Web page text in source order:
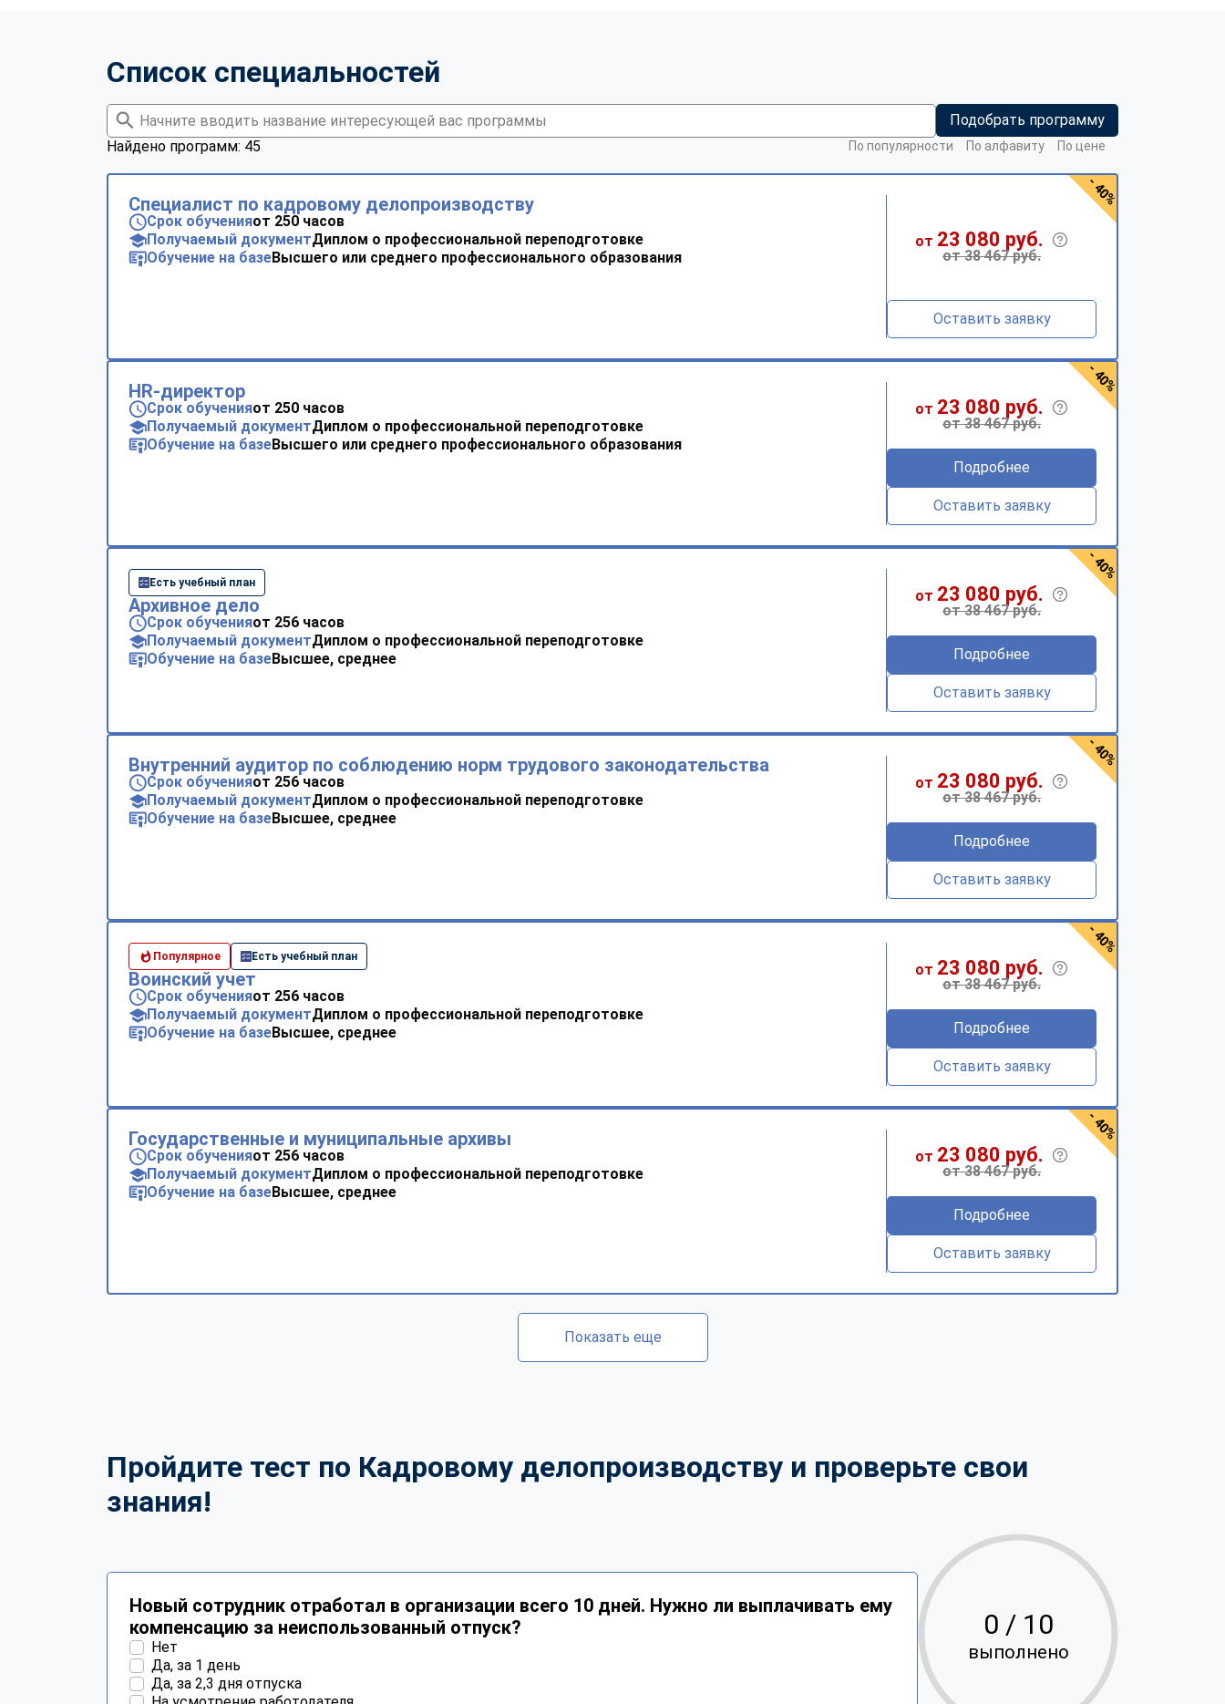
Список специальностей
Подобрать программу
Найдено программ: 45
По популярности По алфавиту По цене
Специалист по кадровому делопроизводству
Срок обученияот 250 часов
Получаемый документДиплом о профессиональной переподготовке
Обучение на базеВысшего или среднего профессионального образования
от 23 080 руб.
от 38 467 руб.
Оставить заявку
- 40%
HR-директор
Срок обученияот 250 часов
Получаемый документДиплом о профессиональной переподготовке
Обучение на базеВысшего или среднего профессионального образования
от 23 080 руб.
от 38 467 руб.
Подробнее
Оставить заявку
- 40%
Есть учебный план
Архивное дело
Срок обученияот 256 часов
Получаемый документДиплом о профессиональной переподготовке
Обучение на базеВысшее, среднее
от 23 080 руб.
от 38 467 руб.
Подробнее
Оставить заявку
- 40%
Внутренний аудитор по соблюдению норм трудового законодательства
Срок обученияот 256 часов
Получаемый документДиплом о профессиональной переподготовке
Обучение на базеВысшее, среднее
от 23 080 руб.
от 38 467 руб.
Подробнее
Оставить заявку
- 40%
Популярное Есть учебный план
Воинский учет
Срок обученияот 256 часов
Получаемый документДиплом о профессиональной переподготовке
Обучение на базеВысшее, среднее
от 23 080 руб.
от 38 467 руб.
Подробнее
Оставить заявку
- 40%
Государственные и муниципальные архивы
Срок обученияот 256 часов
Получаемый документДиплом о профессиональной переподготовке
Обучение на базеВысшее, среднее
от 23 080 руб.
от 38 467 руб.
Подробнее
Оставить заявку
- 40%
Показать еще
Пройдите тест по Кадровому делопроизводству и проверьте свои
знания!
Новый сотрудник отработал в организации всего 10 дней. Нужно ли выплачивать ему
компенсацию за неиспользованный отпуск?
Нет
Да, за 1 день
Да, за 2,3 дня отпуска
0 / 10
выполнено